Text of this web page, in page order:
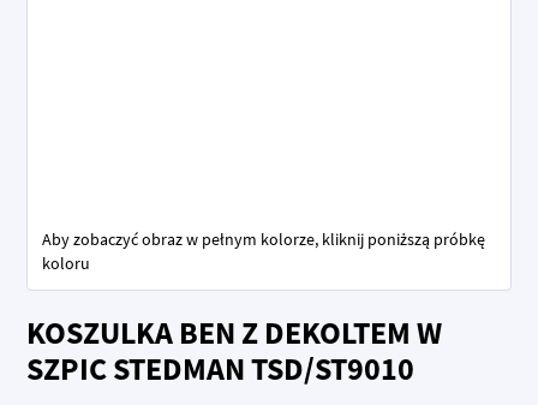
KOSZULKA BEN Z DEKOLTEM W
SZPIC STEDMAN TSD/ST9010
Aby zobaczyć obraz w pełnym kolorze, kliknij poniższą próbkę
koloru
na
początek
galerii